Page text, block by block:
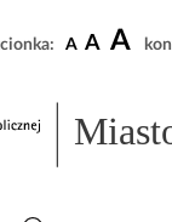
A A A